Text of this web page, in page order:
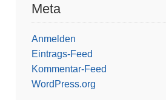
Meta
Anmelden
Eintrags-Feed
Kommentar-Feed
WordPress.org